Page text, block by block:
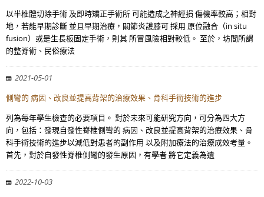
以半椎體切除手術 及即時矯正手術所 可能造成之神經損 傷機率較高；相對
地，若能早期診斷 並且早期治療，關節炎護膝可 採用 原位融合（in situ
fusion）或是生長板固定手術，則其 所冒風險相對較低。 至於，坊間所謂
的整脊術、民俗療法
2021-05-01
側彎的 病因、改良並提高背架的治療效果、骨科手術技術的進步
列為每年學生檢查的必要項目。 對於未來可能研究方向，可分為四大方
向，包括：發現自發性脊椎側彎的 病因、改良並提高背架的治療效果、骨
科手術技術的進步以減低對患者的副作用 以及附加療法的治療成效考量。
首先，對於自發性脊椎側彎的發生原因，有學者 將它定義為遺
2022-10-03